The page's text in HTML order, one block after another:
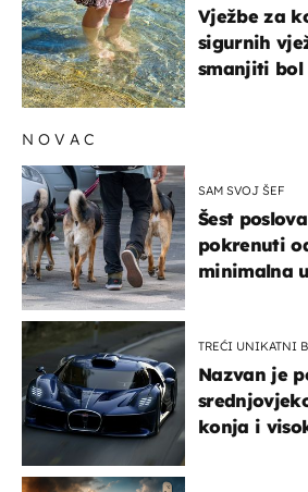
Vježbe za
sigurnih
smanjiti
NOVAC
SAM SVOJ ŠEF
Šest
pokrenuti
minimalna
TREĆI UNIKATNI
Nazvan je
konja i